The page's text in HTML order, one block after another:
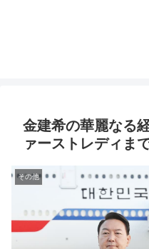
金建希の華麗なる
ァーストレディま
その他